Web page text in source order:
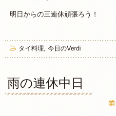
明日からの三連休頑張ろう！
タイ料理, 今日のVerdi
雨の連休中日